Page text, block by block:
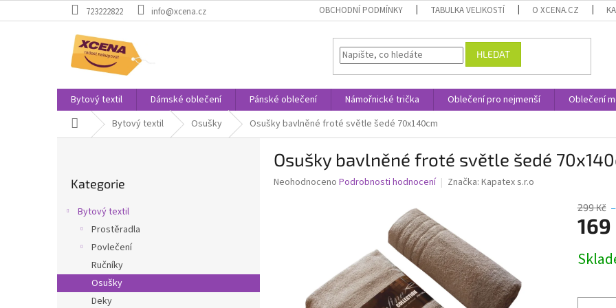
na
723222822 info@xcena.cz OBCHODNÍ PODMÍNKY TABULKA VELIKOSTÍ O XCENA.CZ
HLEDAT
Bytový textil Dámské oblečení Pánské oblečení Námořnické trička Oblečení pro nejmenší Oblečení
Domů Bytový textil Osušky Osušky bavlněné froté světle šedé 70x140cm
a
kategorie
Kategorie
Bytový textil
Prostěradla
Povlečení
Ručníky
Osušky
Deky
Osušky bavlněné froté světle šedé
Průměrné
Neohodnoceno Podrobnosti hodnocení Značka: Kapatex s.r.o
299 Kč
169
cena: